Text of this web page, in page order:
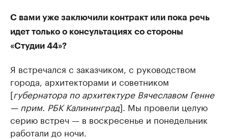
С вами уже заключили контракт или пока речь
идет только о консультациях со стороны
«Студии 44»?
Я встречался с заказчиком, с руководством
города, архитекторами и советником
[губернатора по архитектуре Вячеславом Генне
— прим. РБК Калининград]. Мы провели целую
серию встреч — в воскресенье и понедельник
работали до ночи.